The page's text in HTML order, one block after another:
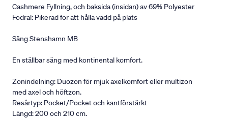
Cashmere Fyllning, och baksida (insidan) av 69% Polyester
Fodral: Pikerad för att hålla vadd på plats
Säng Stenshamn MB
En ställbar säng med kontinental komfort.
Zonindelning: Duozon för mjuk axelkomfort eller multizon
med axel och höftzon.
Resårtyp: Pocket/Pocket och kantförstärkt
Längd: 200 och 210 cm.